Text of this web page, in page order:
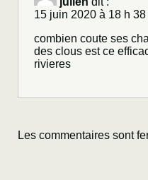
15 juin 2020 à 18 h 38
combien coute ses
des clous est ce
rivieres
Les commentaires sont